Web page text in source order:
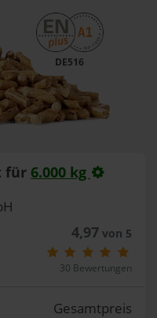
DE516
für 6.000 kg
4,97von 5
30 Bewertungen
Gesamtpreis